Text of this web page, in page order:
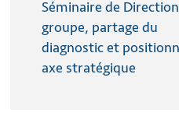
Séminaire de
groupe, partage du
diagnostic et
axe stratégique